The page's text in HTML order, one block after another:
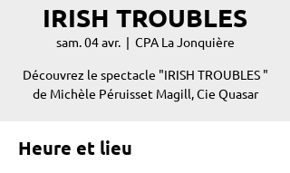
IRISH TROUBLES
sam. 04 avr.
  |
CPA La Jonquière
Découvrez le spectacle "IRISH TROUBLES "
de Michèle Péruisset Magill, Cie Quasar
Heure et lieu